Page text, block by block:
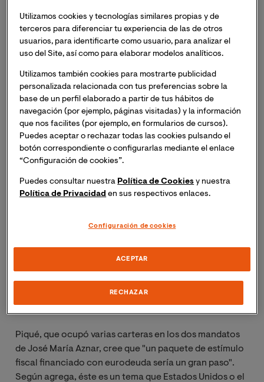
hay que "complementar la política monetaria con
políticas fiscales y tributarias" y de "mutualización" de
nuevas emisiones de deuda específicas para combatir
la crisis del coronavirus, que es "global y afecta a
todos". Además, cree que un paquete de estímulo fiscal
financiado con eurodeuda "sería un gran paso".
En un análisis como director del máster en Política
Exterior de la Universidad Internacional de
Valencia Piqué señala que, de momento, la principal
reacción en el plano económico ha sido del Banco
una actuación "en dos tiempos al ver que las primeras
tímidamente al principio, pero sólo puede ampliar sus
márgenes de maniobra con el aval del Consejo
imprescindible y, por ahora, aún no se ha producido",
sostiene.
Piqué, que ocupó varias carteras en los dos mandatos
de José María Aznar, cree que "un paquete de estímulo
fiscal financiado con eurodeuda sería un gran paso".
Según agrega, éste es un tema que Estados Unidos o el
Utilizamos cookies y tecnologías similares propias y de
terceros para diferenciar tu experiencia de las de otros
usuarios, para identificarte como usuario, para analizar el
uso del Site, así como para elaborar modelos analíticos.
Utilizamos también cookies para mostrarte publicidad
personalizada relacionada con tus preferencias sobre la
base de un perfil elaborado a partir de tus hábitos de
navegación (por ejemplo, páginas visitadas) y la información
que nos facilites (por ejemplo, en formularios de cursos).
Puedes aceptar o rechazar todas las cookies pulsando el
botón correspondiente o configurarlas mediante el enlace
“Configuración de cookies”.
Puedes consultar nuestra Política de Cookies y nuestra
Política de Privacidad en sus respectivos enlaces.
Configuración de cookies
RECHAZAR
ACEPTAR